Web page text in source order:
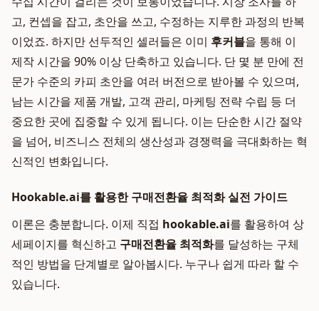
고, 컨셉을 잡고, 초안을 쓰고, 수정하는 지루한 과정의 반복
이었죠. 하지만 선두적인 셀러들은 이미 후커블을 통해 이
제작 시간을 90% 이상 단축하고 있습니다. 단 몇 분 만에 전
문가 수준의 카피 초안을 여러 버전으로 받아볼 수 있으며,
남는 시간을 제품 개발, 고객 관리, 마케팅 전략 수립 등 더
중요한 곳에 집중할 수 있게 됩니다. 이는 단순한 시간 절약
을 넘어, 비즈니스 전체의 생산성과 경쟁력을 극대화하는 혁
신적인 변화입니다.
Hookable.ai를 활용한 구매전환율 최적화 실전 가이드
이론은 충분합니다. 이제 직접 hookable.ai를 활용하여 상
세페이지를 혁신하고 구매전환율 최적화를 달성하는 구체
적인 방법을 단계별로 알아봅시다. 누구나 쉽게 따라 할 수
있습니다.